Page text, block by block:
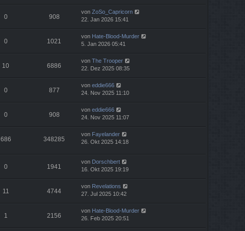
0 908
von ZoSo_Capricorn
22. Jan 2026 15:41
0 1021
von Hate-Blood-Murder
5. Jan 2026 05:41
10 6886
von The Trooper
22. Dez 2025 08:35
0 877
von eddie666
24. Nov 2025 11:10
0 908
von eddie666
24. Nov 2025 11:07
686 348285
von Fayelander
26. Okt 2025 14:18
0 1941
von Dorschbert
16. Okt 2025 19:19
11 4744
von Revelations
27. Jul 2025 10:42
1 2156
von Hate-Blood-Murder
26. Feb 2025 20:51